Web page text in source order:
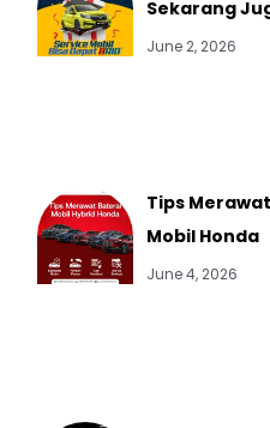
Sekarang
June 2, 2026
Tips
Mobil Honda
June 4, 2026